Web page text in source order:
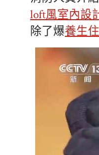
loft風室內設
除了爆養生